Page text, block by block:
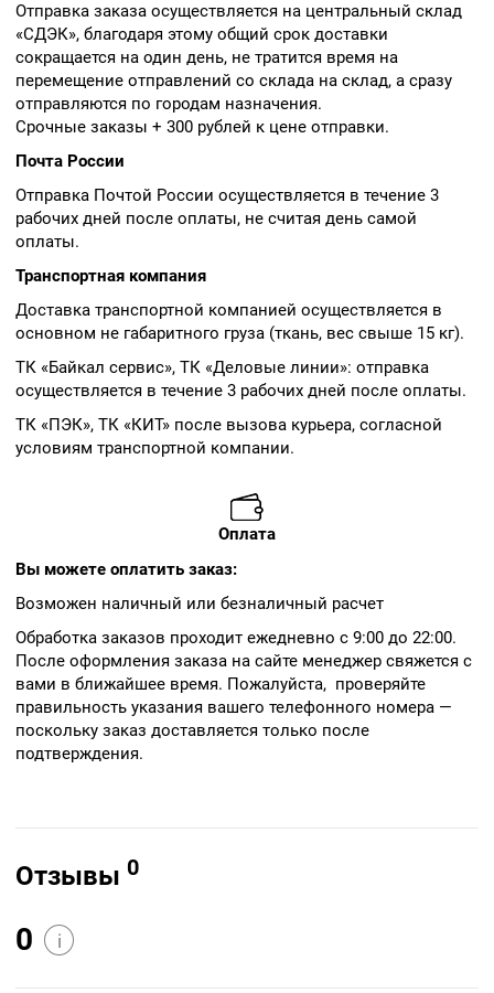
Отправка заказа осуществляется на центральный склад
«СДЭК», благодаря этому общий срок доставки
сокращается на один день, не тратится время на
перемещение отправлений со склада на склад, а сразу
отправляются по городам назначения.
Срочные заказы + 300 рублей к цене отправки.
Почта России
Отправка Почтой России осуществляется в течение 3
рабочих дней после оплаты, не считая день самой
оплаты.
Транспортная компания
Доставка транспортной компанией осуществляется в
основном не габаритного груза (ткань, вес свыше 15 кг).
ТК «Байкал сервис», ТК «Деловые линии»: отправка
осуществляется в течение 3 рабочих дней после оплаты.
ТК «ПЭК», ТК «КИТ» после вызова курьера, согласной
условиям транспортной компании.
Оплата
Вы можете оплатить заказ:
Возможен наличный или безналичный расчет
Обработка заказов проходит ежедневно с 9:00 до 22:00.
После оформления заказа на сайте менеджер свяжется с
вами в ближайшее время. Пожалуйста, проверяйте
правильность указания вашего телефонного номера —
поскольку заказ доставляется только после
подтверждения.
Отзывы 0
0 i